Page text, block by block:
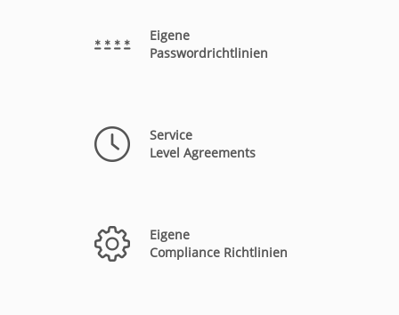
Eigene
Passwordrichtlinien
Service
Level Agreements
Eigene
Compliance Richtlinien